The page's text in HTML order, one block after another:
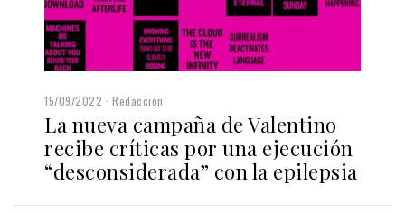
15/09/2022 Redacción
La nueva campaña de Valentino
recibe críticas por una ejecución
“desconsiderada” con la epilepsia